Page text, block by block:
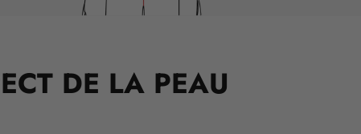
DE LA PEAU